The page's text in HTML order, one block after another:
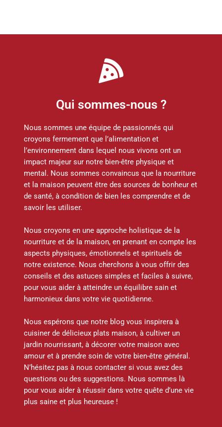
Qui sommes-nous ?
Nous sommes une équipe de passionnés qui
croyons fermement que l’alimentation et
l’environnement dans lequel nous vivons ont un
impact majeur sur notre bien-être physique et
mental. Nous sommes convaincus que la nourriture
et la maison peuvent être des sources de bonheur et
de santé, à condition de bien les comprendre et de
savoir les utiliser.
Nous croyons en une approche holistique de la
nourriture et de la maison, en prenant en compte les
aspects physiques, émotionnels et spirituels de
notre existence. Nous cherchons à vous offrir des
conseils et des astuces simples et faciles à suivre,
pour vous aider à atteindre un équilibre sain et
harmonieux dans votre vie quotidienne.
Nous espérons que notre blog vous inspirera à
cuisiner de délicieux plats maison, à cultiver un
jardin nourrissant, à décorer votre maison avec
amour et à prendre soin de votre bien-être général.
N’hésitez pas à nous contacter si vous avez des
questions ou des suggestions. Nous sommes là
pour vous aider à réussir dans votre quête d’une vie
plus saine et plus heureuse !